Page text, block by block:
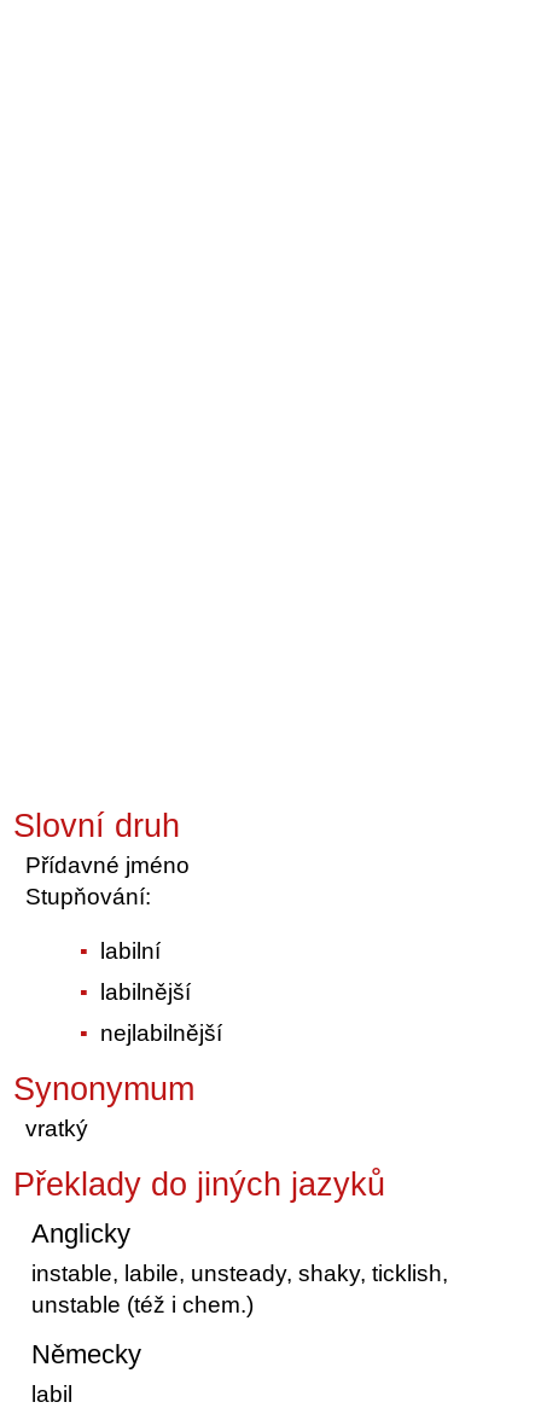
Slovní druh
Přídavné jméno
Stupňování:
labilní
labilnější
nejlabilnější
Synonymum
vratký
Překlady do jiných jazyků
Anglicky
instable, labile, unsteady, shaky, ticklish,
unstable (též i chem.)
Německy
labil